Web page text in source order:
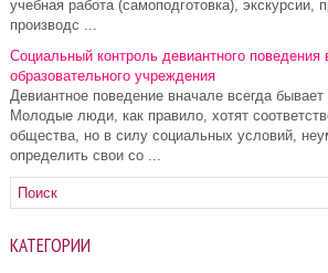
учебная работа (самоподготовка), экскурсии,
производс ...
Социальный контроль девиантного поведения
образовательного учреждения
Девиантное поведение вначале всегда
Молодые люди, как правило, хотят
общества, но в силу социальных условий,
определить свои со ...
КАТЕГОРИИ